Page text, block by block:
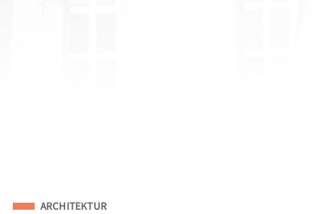
Eingeordnet unter
ARCHITEKTUR